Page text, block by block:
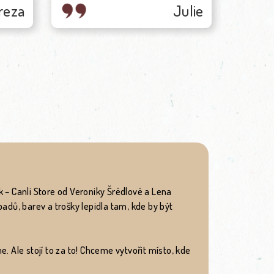
Jsme velice spokojení a rozhodně
Jana
Canli Store od Veroniky Šrédlové a Lena
barev a trošky lepidla tam, kde by být
Ale stojí to za to! Chceme vytvořit místo, kde